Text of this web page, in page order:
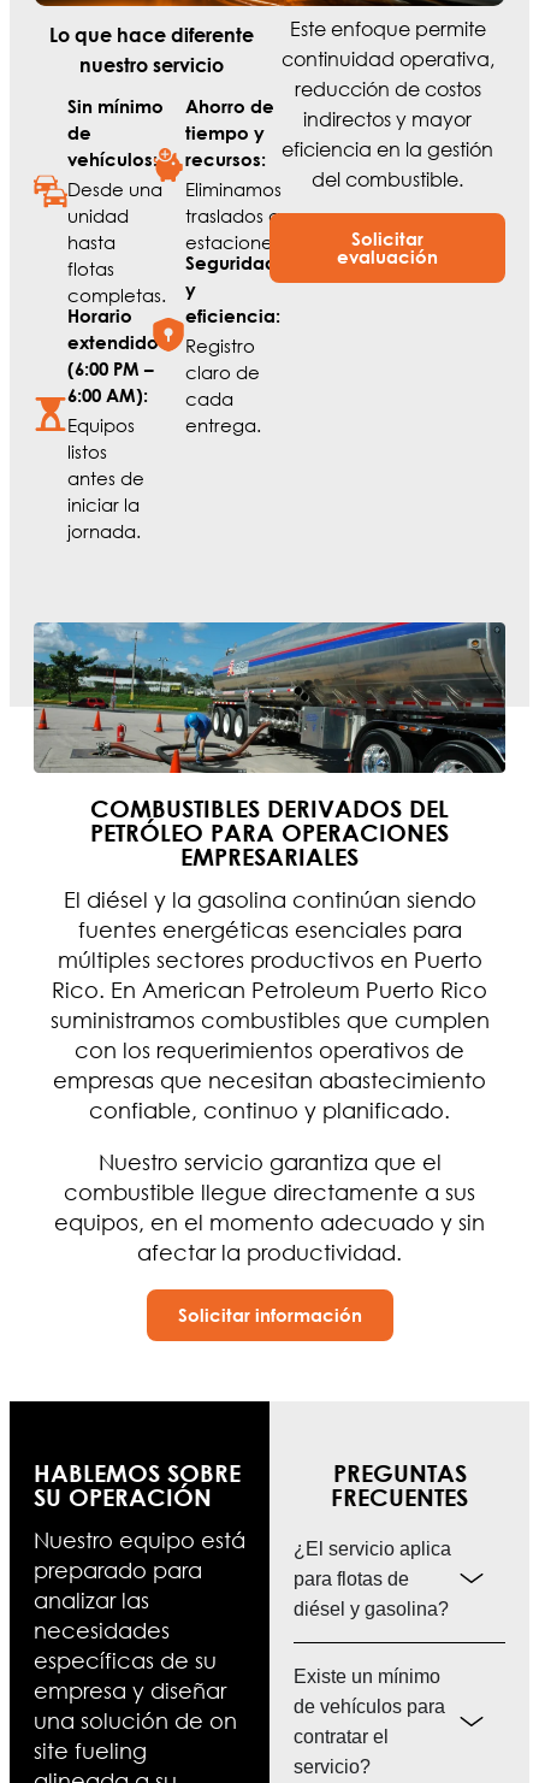
Lo que hace diferente
nuestro servicio
Sin mínimo
de
vehículos:
Desde una
unidad
hasta
flotas
completas.
Horario
extendido
(6:00 PM –
6:00 AM):
Equipos
listos
antes de
iniciar la
jornada.
Ahorro de
tiempo y
recursos:
Eliminamos
traslados a
estaciones.
Seguridad
y
eficiencia:
Registro
claro de
cada
entrega.
Este enfoque permite
continuidad operativa,
reducción de costos
indirectos y mayor
eficiencia en la gestión
del combustible.
Solicitar
evaluación
COMBUSTIBLES DERIVADOS DEL
PETRÓLEO PARA OPERACIONES
EMPRESARIALES
El diésel y la gasolina continúan siendo
fuentes energéticas esenciales para
múltiples sectores productivos en Puerto
Rico. En American Petroleum Puerto Rico
suministramos combustibles que cumplen
con los requerimientos operativos de
empresas que necesitan abastecimiento
confiable, continuo y planificado.
Nuestro servicio garantiza que el
combustible llegue directamente a sus
equipos, en el momento adecuado y sin
afectar la productividad.
Solicitar información
HABLEMOS SOBRE
SU OPERACIÓN
Nuestro equipo está
preparado para
analizar las
necesidades
específicas de su
empresa y diseñar
una solución de on
site fueling
PREGUNTAS
FRECUENTES
¿El servicio aplica
para flotas de
diésel y gasolina?
Existe un mínimo
de vehículos para
contratar el
servicio?